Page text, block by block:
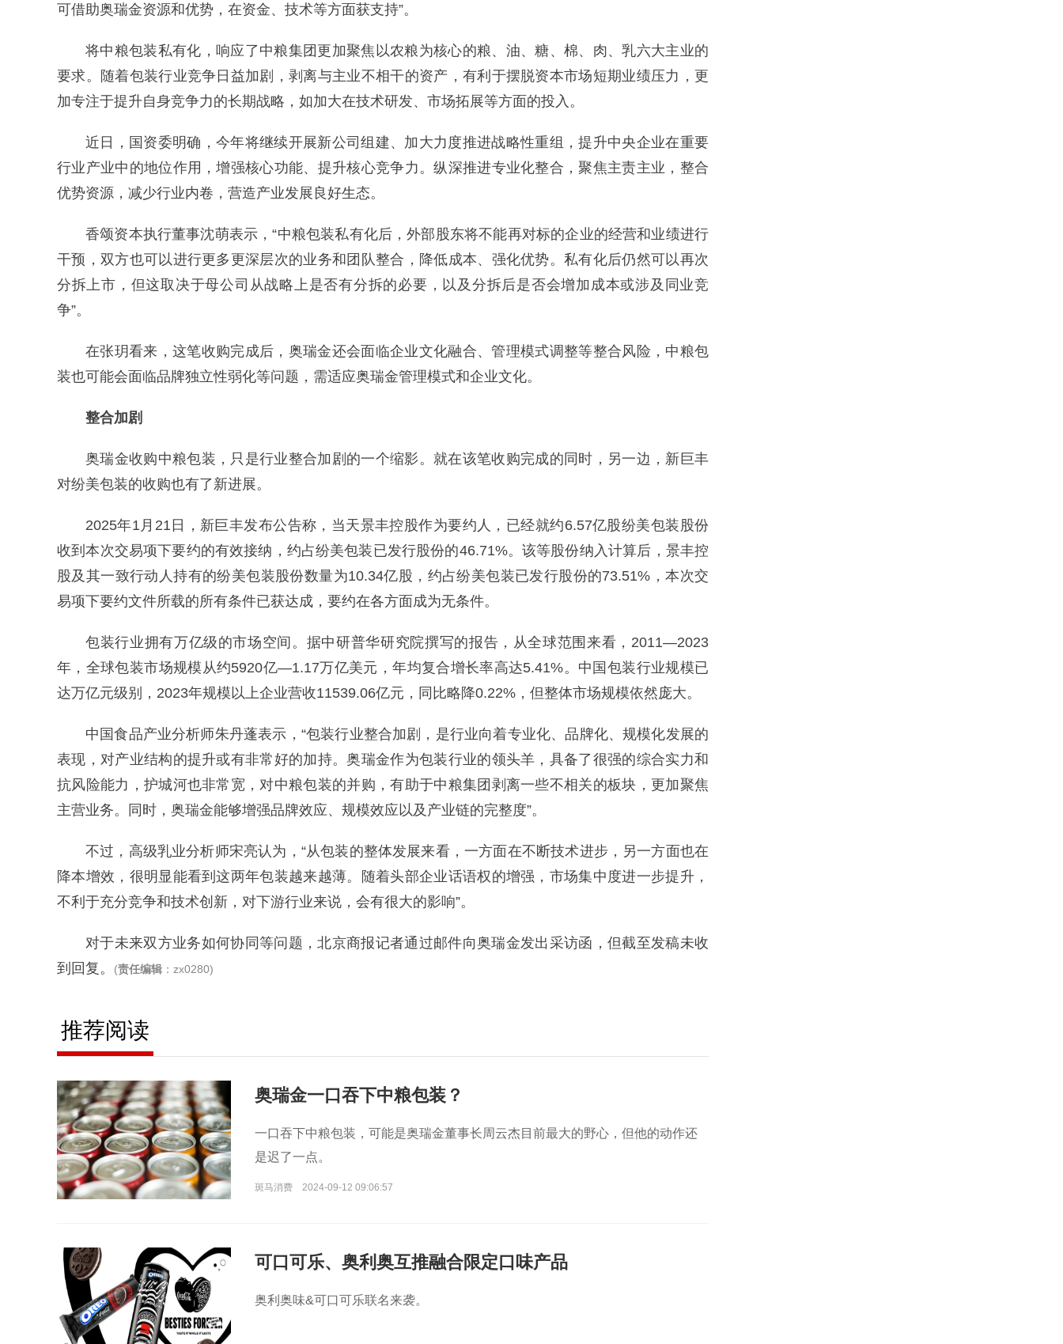
可借助奥瑞金资源和优势，在资金、技术等方面获支持”。
将中粮包装私有化，响应了中粮集团更加聚焦以农粮为核心的粮、油、糖、棉、肉、乳六大主业的
要求。随着包装行业竞争日益加剧，剥离与主业不相干的资产，有利于摆脱资本市场短期业绩压力，更
加专注于提升自身竞争力的长期战略，如加大在技术研发、市场拓展等方面的投入。
近日，国资委明确，今年将继续开展新公司组建、加大力度推进战略性重组，提升中央企业在重要
行业产业中的地位作用，增强核心功能、提升核心竞争力。纵深推进专业化整合，聚焦主责主业，整合
优势资源，减少行业内卷，营造产业发展良好生态。
香颂资本执行董事沈萌表示，“中粮包装私有化后，外部股东将不能再对标的企业的经营和业绩进行
干预，双方也可以进行更多更深层次的业务和团队整合，降低成本、强化优势。私有化后仍然可以再次
分拆上市，但这取决于母公司从战略上是否有分拆的必要，以及分拆后是否会增加成本或涉及同业竞
争”。
在张玥看来，这笔收购完成后，奥瑞金还会面临企业文化融合、管理模式调整等整合风险，中粮包
装也可能会面临品牌独立性弱化等问题，需适应奥瑞金管理模式和企业文化。
整合加剧
奥瑞金收购中粮包装，只是行业整合加剧的一个缩影。就在该笔收购完成的同时，另一边，新巨丰
对纷美包装的收购也有了新进展。
2025年1月21日，新巨丰发布公告称，当天景丰控股作为要约人，已经就约6.57亿股纷美包装股份
收到本次交易项下要约的有效接纳，约占纷美包装已发行股份的46.71%。该等股份纳入计算后，景丰控
股及其一致行动人持有的纷美包装股份数量为10.34亿股，约占纷美包装已发行股份的73.51%，本次交
易项下要约文件所载的所有条件已获达成，要约在各方面成为无条件。
包装行业拥有万亿级的市场空间。据中研普华研究院撰写的报告，从全球范围来看，2011—2023
年，全球包装市场规模从约5920亿—1.17万亿美元，年均复合增长率高达5.41%。中国包装行业规模已
达万亿元级别，2023年规模以上企业营收11539.06亿元，同比略降0.22%，但整体市场规模依然庞大。
中国食品产业分析师朱丹蓬表示，“包装行业整合加剧，是行业向着专业化、品牌化、规模化发展的
表现，对产业结构的提升或有非常好的加持。奥瑞金作为包装行业的领头羊，具备了很强的综合实力和
抗风险能力，护城河也非常宽，对中粮包装的并购，有助于中粮集团剥离一些不相关的板块，更加聚焦
主营业务。同时，奥瑞金能够增强品牌效应、规模效应以及产业链的完整度”。
不过，高级乳业分析师宋亮认为，“从包装的整体发展来看，一方面在不断技术进步，另一方面也在
降本增效，很明显能看到这两年包装越来越薄。随着头部企业话语权的增强，市场集中度进一步提升，
不利于充分竞争和技术创新，对下游行业来说，会有很大的影响”。
对于未来双方业务如何协同等问题，北京商报记者通过邮件向奥瑞金发出采访函，但截至发稿未收
到回复。
(责任编辑 ：zx0280)
推荐阅读
奥瑞金一口吞下中粮包装？
一口吞下中粮包装，可能是奥瑞金董事长周云杰目前最大的野心，但他的动作还
是迟了一点。
斑马消费 2024-09-12 09:06:57
可口可乐、奥利奥互推融合限定口味产品
奥利奥味&可口可乐联名来袭。